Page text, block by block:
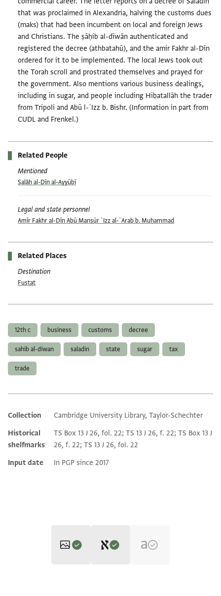
that was proclaimed in Alexandria, halving the customs dues
(maks) that had been incumbent on local and foreign Jews
and Christians. The ṣāḥib al-dīwān authenticated and
registered the decree (athbatahū), and the amir Fakhr al-Dīn
ordered for it to be implemented. The local Jews took out
the Torah scroll and prostrated themselves and prayed for
the government. Also mentions various business dealings,
including in sugar, and people including Hibatallāh the trader
from Tripoli and Abū l-ʿIzz b. Bishr. (Information in part from
CUDL and Frenkel.)
Related People
Mentioned
Salāḥ al-Dīn al-Ayyūbī
Legal and state personnel
Amīr Fakhr al-Dīn Abū Manṣūr ʿIzz al-ʿArab b. Muḥammad
Related Places
Destination
Fustat
12th c business customs decree
sahib al-diwan saladin state sugar tax
trade
Additional metadata
Collection
Cambridge University Library, Taylor-Schechter
Historical
shelfmarks
TS Box 13 J 26, fol. 22; TS 13 J 26, f. 22; TS Box 13 J
26, f. 22; TS 13 J 26, fol. 22
Input date
In PGP since 2017